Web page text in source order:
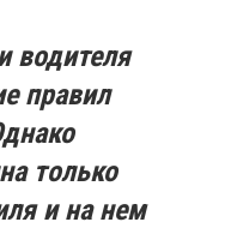
водителя
правил
только
и на нем